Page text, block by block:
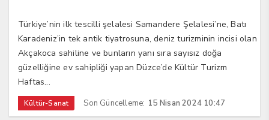
Türkiye’nin ilk tescilli şelalesi Samandere Şelalesi’ne, Batı
Karadeniz’in tek antik tiyatrosuna, deniz turizminin incisi olan
Akçakoca sahiline ve bunların yanı sıra sayısız doğa
güzelliğine ev sahipliği yapan Düzce’de Kültür Turizm
Haftas...
Kültür-Sanat Son Güncelleme: 15 Nisan 2024 10:47